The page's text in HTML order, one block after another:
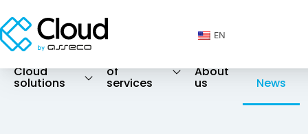
Cloud
solutions
of
services
About
us News
EN